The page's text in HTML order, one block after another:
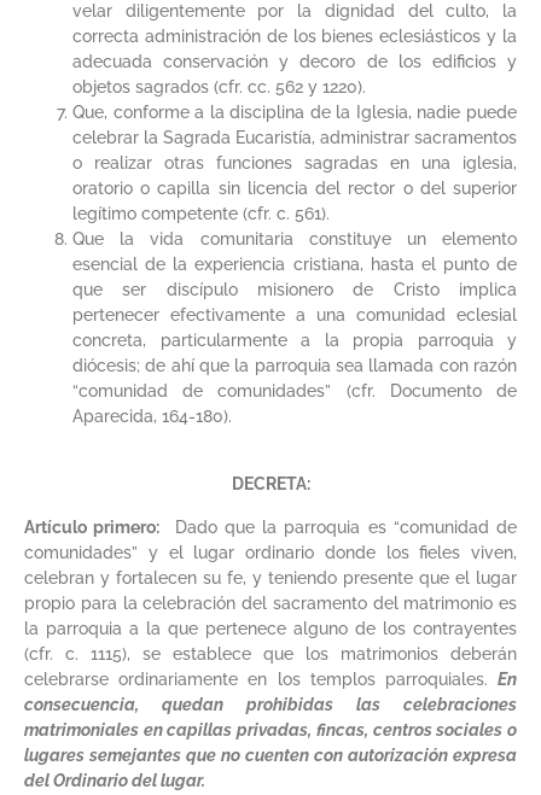
velar diligentemente por la dignidad del culto, la
correcta administración de los bienes eclesiásticos y la
adecuada conservación y decoro de los edificios y
objetos sagrados (cfr. cc. 562 y 1220).
Que, conforme a la disciplina de la Iglesia, nadie puede
celebrar la Sagrada Eucaristía, administrar sacramentos
o realizar otras funciones sagradas en una iglesia,
oratorio o capilla sin licencia del rector o del superior
legítimo competente (cfr. c. 561).
Que la vida comunitaria constituye un elemento
esencial de la experiencia cristiana, hasta el punto de
que ser discípulo misionero de Cristo implica
pertenecer efectivamente a una comunidad eclesial
concreta, particularmente a la propia parroquia y
diócesis; de ahí que la parroquia sea llamada con razón
“comunidad de comunidades” (cfr. Documento de
Aparecida, 164-180).
DECRETA:
Artículo primero: Dado que la parroquia es “comunidad de
comunidades” y el lugar ordinario donde los fieles viven,
celebran y fortalecen su fe, y teniendo presente que el lugar
propio para la celebración del sacramento del matrimonio es
la parroquia a la que pertenece alguno de los contrayentes
(cfr. c. 1115), se establece que los matrimonios deberán
celebrarse ordinariamente en los templos parroquiales. En
consecuencia, quedan prohibidas las celebraciones
matrimoniales en capillas privadas, fincas, centros sociales o
lugares semejantes que no cuenten con autorización expresa
del Ordinario del lugar.